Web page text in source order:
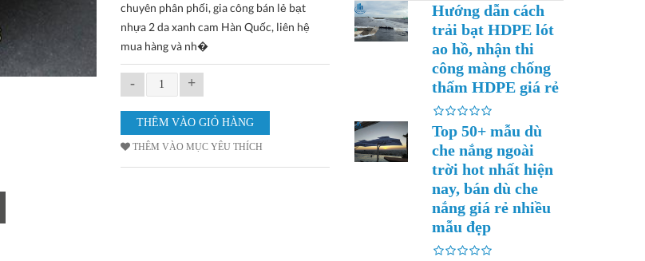
chuyên phân phối, gia công bán lẻ bạt
nhựa 2 da xanh cam Hàn Quốc, liên hệ
mua hàng và nh�
- +
THÊM VÀO MỤC YÊU THÍCH
Hướng dẫn cách
trải bạt HDPE lót
ao hồ, nhận thi
công màng chống
thấm HDPE giá rẻ
Top 50+ mẫu dù
che nắng ngoài
trời hot nhất hiện
nay, bán dù che
nắng giá rẻ nhiều
mẫu đẹp